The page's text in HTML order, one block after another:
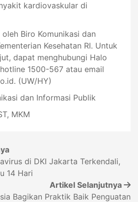
kardiovaskular di
Biro Komunikasi dan
Kesehatan RI. Untuk
dapat menghubungi Halo
1500-567 atau email
. (UW/HY)
dan Informasi Publik
MKM
di DKI Jakarta Terkendali,
14 Hari
Artikel Selanjutnya
Bagikan Praktik Baik Penguatan